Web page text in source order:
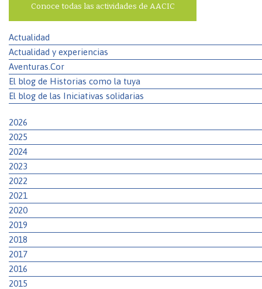
Conoce todas las actividades de AACIC
Actualidad
Actualidad y experiencias
Aventuras.Cor
El blog de Historias como la tuya
El blog de las Iniciativas solidarias
2026
2025
2024
2023
2022
2021
2020
2019
2018
2017
2016
2015